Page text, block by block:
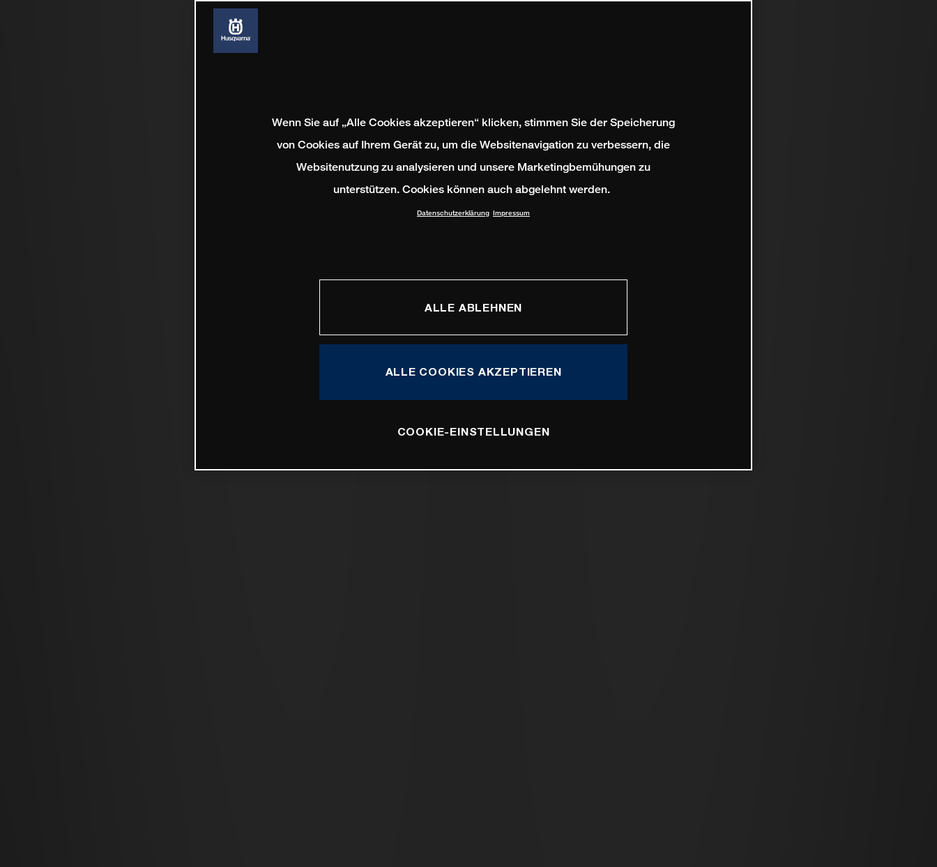
Wenn Sie auf „Alle Cookies akzeptieren“ klicken, stimmen Sie der Speicherung
von Cookies auf Ihrem Gerät zu, um die Websitenavigation zu verbessern, die
Websitenutzung zu analysieren und unsere Marketingbemühungen zu
unterstützen. Cookies können auch abgelehnt werden.
Datenschutzerklärung Impressum
ALLE ABLEHNEN
ALLE COOKIES AKZEPTIEREN
COOKIE-EINSTELLUNGEN